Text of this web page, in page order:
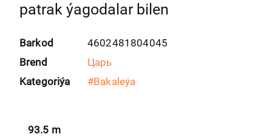
patrak ýagodalar bilen
Barkod
4602481804045
Brend
Царь
Kategoriýa
#Bakaleýa
93.5 m